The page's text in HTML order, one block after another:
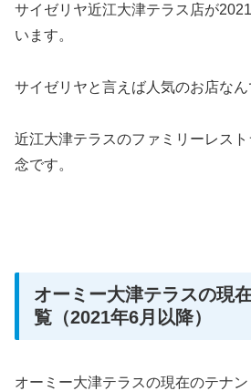
サイゼリヤ近江大津テラス店が
います。
サイゼリヤと言えば人気のお店なん
近江大津テラスのファミリーレス
念です。
オーミー大津テラスの現
覧（2021年6月以降）
オーミー大津テラスの現在のテナ